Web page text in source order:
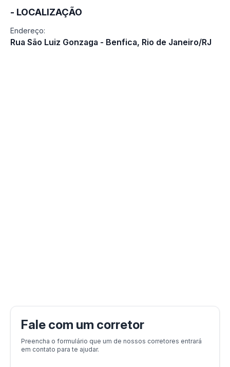
- LOCALIZAÇÃO
Endereço:
Rua São Luiz Gonzaga - Benfica, Rio de Janeiro/RJ
Fale com um corretor
Preencha o formulário que um de nossos corretores entrará
em contato para te ajudar.